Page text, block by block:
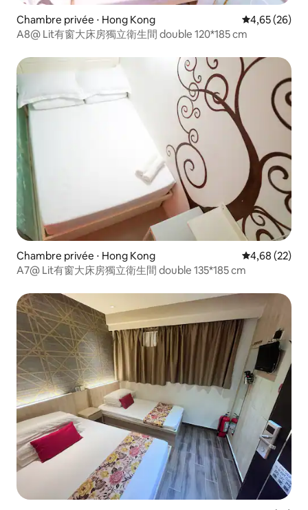
Chambre privée ⋅ Hong Kong Évaluation
4,65 (26)
A8@ Lit有窗大床房獨立衛生間 double 120*185 cm
Chambre privée ⋅ Hong Kong Évaluation
4,68 (22)
A7@ Lit有窗大床房獨立衛生間 double 135*185 cm